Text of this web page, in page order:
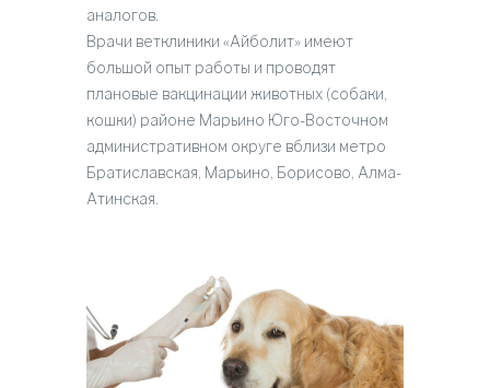
аналогов.
Врачи ветклиники «Айболит» имеют
большой опыт работы и проводят
плановые вакцинации животных (собаки,
кошки) районе Марьино Юго-Восточном
административном округе вблизи метро
Братиславская, Марьино, Борисово, Алма-
Атинская.